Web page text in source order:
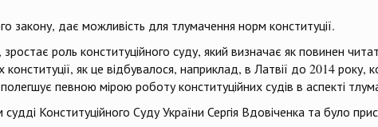
закону, дає можливість для тлумачення норм конституції.
роль конституційного суду, який визначає як повинен
як це відбувалося, наприклад, в Латвії до 2014 року,
певною мірою роботу конституційних судів в аспекті
судді Конституційного Суду України Сергія Вдовіченка та було